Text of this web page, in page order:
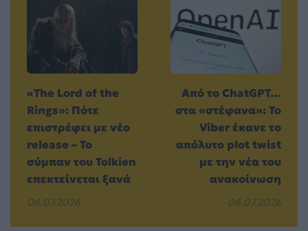
«The Lord of the
Rings»: Πότε
επιστρέφει με νέο
release – Το
σύμπαν του Tolkien
επεκτείνεται ξανά
06.07.2026
Από το ChatGPT…
στα «στέφανα»: Το
Viber έκανε το
απόλυτο plot twist
με την νέα του
ανακοίνωση
06.07.2026